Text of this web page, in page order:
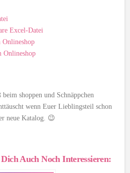
Excel-Datei
Onlineshop
Onlineshop
shoppen und Schnäppchen
wenn Euer Lieblingsteil schon
neue Katalog. 😉
Auch Noch Interessieren: